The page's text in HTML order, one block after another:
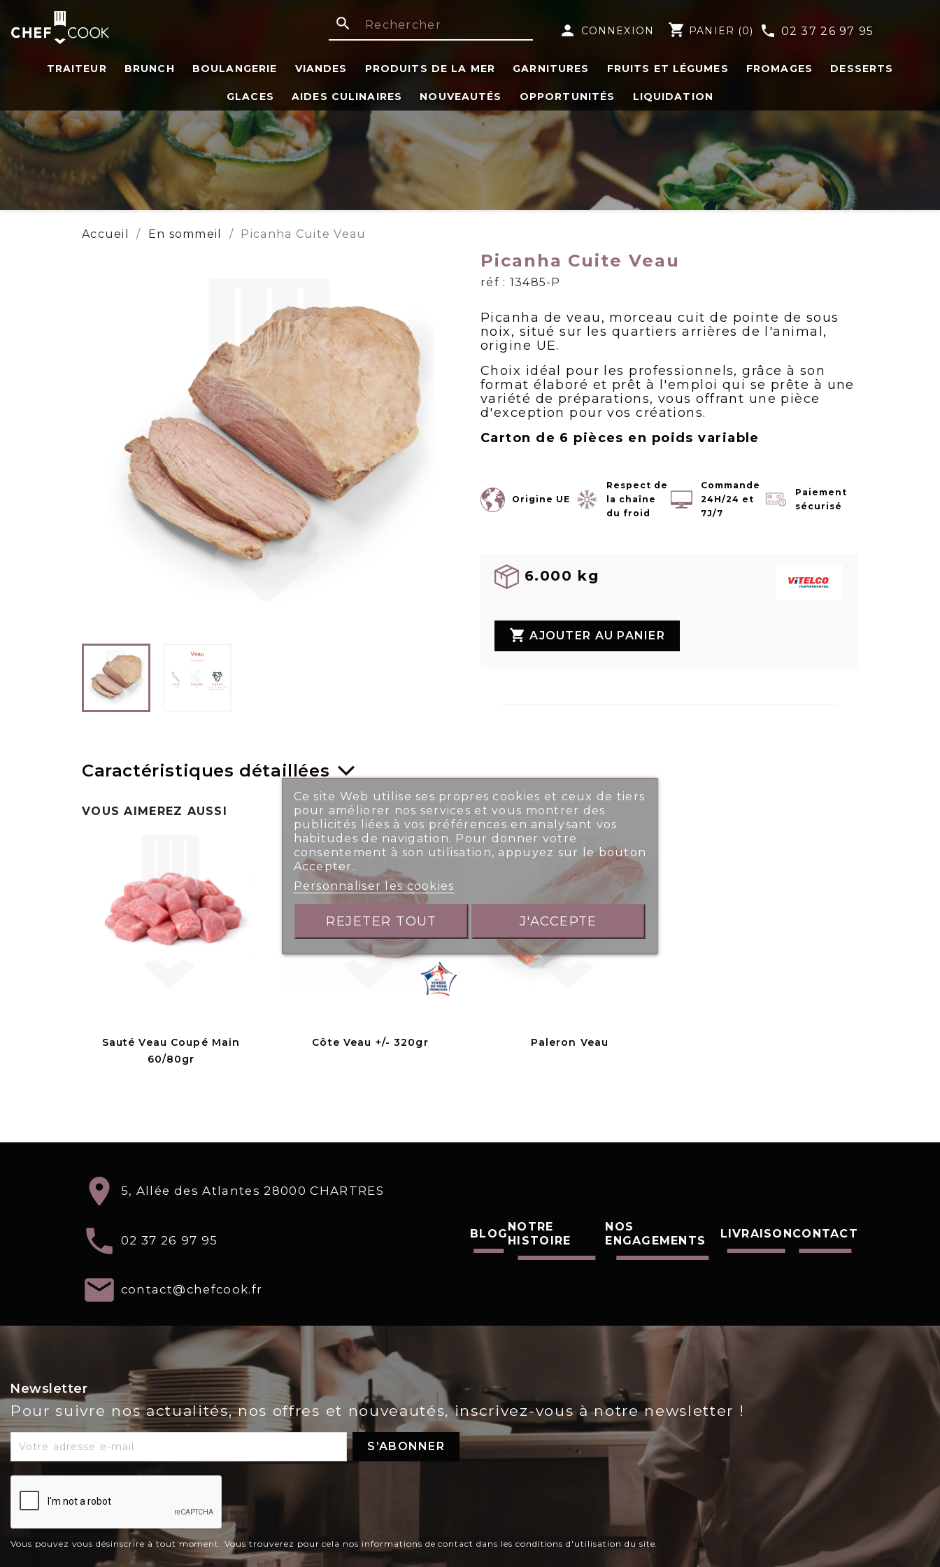
search person CONNEXION shopping_cart PANIER (0) phone 02 37 26 97 95
TRAITEUR BRUNCH BOULANGERIE VIANDES PRODUITS DE LA MER GARNITURES FRUITS ET LÉGUMES FROMAGES DESSERTS
GLACES AIDES CULINAIRES NOUVEAUTÉS OPPORTUNITÉS LIQUIDATION
Accueil En sommeil Picanha Cuite Veau
Picanha Cuite Veau
réf : 13485-P
Picanha de veau, morceau cuit de pointe de sous
noix, situé sur les quartiers arrières de l'animal,
origine UE.
Choix idéal pour les professionnels, grâce à son
format élaboré et prêt à l'emploi qui se prête à une
variété de préparations, vous offrant une pièce
d'exception pour vos créations.
Carton de 6 pièces en poids variable
Origine UE
Respect de
la chaîne
du froid
Commande
24H/24 et
7J/7
Paiement
sécurisé
6.000 kg
 AJOUTER AU PANIER
Caractéristiques détaillées
VOUS AIMEREZ AUSSI
Sauté Veau Coupé Main
60/80gr
Côte Veau +/- 320gr Paleron Veau
location_on 5, Allée des Atlantes 28000 CHARTRES
local_phone 02 37 26 97 95
email contact@chefcook.fr
BLOG
NOTRE
HISTOIRE
NOS
ENGAGEMENTS
LIVRAISONCONTACT
Newsletter
Pour suivre nos actualités, nos offres et nouveautés, inscrivez-vous à notre newsletter !
Vous pouvez vous désinscrire à tout moment. Vous trouverez pour cela nos informations de contact dans les conditions d'utilisation du site.
Ce site Web utilise ses propres cookies et ceux de tiers
pour améliorer nos services et vous montrer des
publicités liées à vos préférences en analysant vos
habitudes de navigation. Pour donner votre
consentement à son utilisation, appuyez sur le bouton
Accepter.
Personnaliser les cookies
REJETER TOUT J'ACCEPTE